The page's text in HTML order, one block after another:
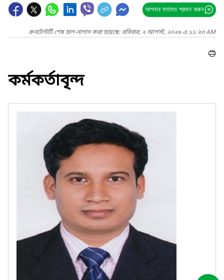
আপনার মতামত প্রদান করুন
কনটেন্টটি শেষ হাল-নাগাদ করা হয়েছে: রবিবার, ২ আগস্ট, ২০২৬ এ ১১:২৩ AM
কর্মকর্তাবৃন্দ